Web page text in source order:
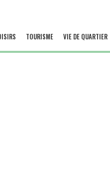
TOURISME VIE DE QUARTIER